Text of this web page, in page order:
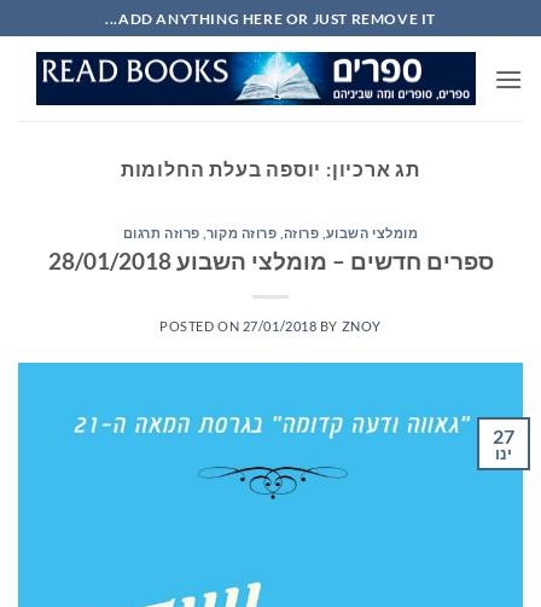
to
content
ADD ANYTHING HERE OR JUST REMOVE IT...
תג ארכיון: יוספה בעלת החלומות
מומלצי השבוע פרוזה פרוזה מקור פרוזה תרגום
ספרים חדשים – מומלצי השבוע 28/01/2018
POSTED ON 27/01/2018 BY ZNOY
27
ינו